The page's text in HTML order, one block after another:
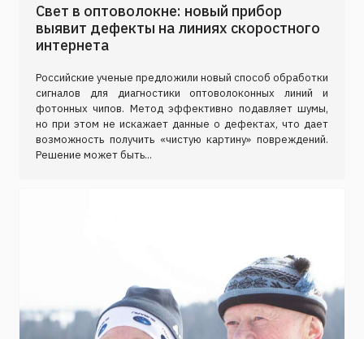
Свет в оптоволокне: новый прибор
выявит дефекты на линиях скоростного
интернета
Российские ученые предложили новый способ обработки
сигналов для диагностики оптоволоконных линий и
фотонных чипов. Метод эффективно подавляет шумы,
но при этом не искажает данные о дефектах, что дает
возможность получить «чистую картину» повреждений.
Решение может быть...